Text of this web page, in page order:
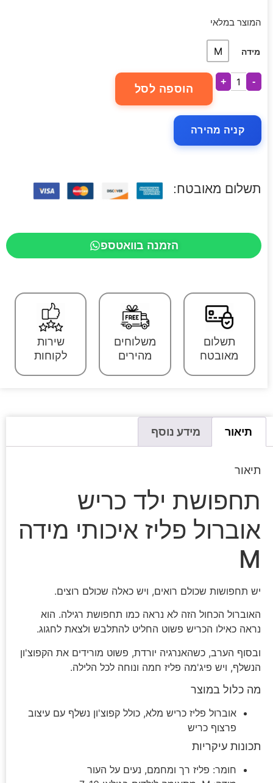
המוצר במלאי
מידה M
-
+
הוספה לסל
קניה מהירה
תשלום מאובטח:
הזמנה בוואטספ
תשלום
מאובטח
משלוחים
מהירים
שירות
לקוחות
תיאור מידע נוסף
תיאור
תחפושת ילד כריש
אוברול פליז איכותי מידה
M
יש תחפושות שכולם רואים, ויש כאלה שכולם רוצים.
האוברול הכחול הזה לא נראה כמו תחפושת רגילה. הוא
נראה כאילו הכריש פשוט החליט להתלבש ולצאת לחגוג.
ובסוף הערב, כשהאנרגיה יורדת, פשוט מורידים את הקפוצ'ון
הנשלף, ויש פיג'מה פליז חמה ונוחה לכל הלילה.
מה כלול במוצר
אוברול פליז כריש מלא, כולל קפוצ'ון נשלף עם עיצוב
פרצוף כריש
תכונות עיקריות
חומר: פליז רך ומחמם, נעים על העור